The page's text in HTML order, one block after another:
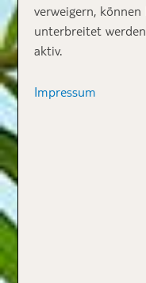
verweigern,
unterbreitet
aktiv.
Impressum